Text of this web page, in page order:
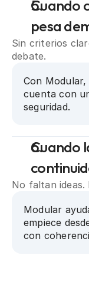
Cuando
pesa
Sin criterios
debate.
Con
cuenta con
seguridad.
Cuando
No faltan ideas.
Modular
empiece
con